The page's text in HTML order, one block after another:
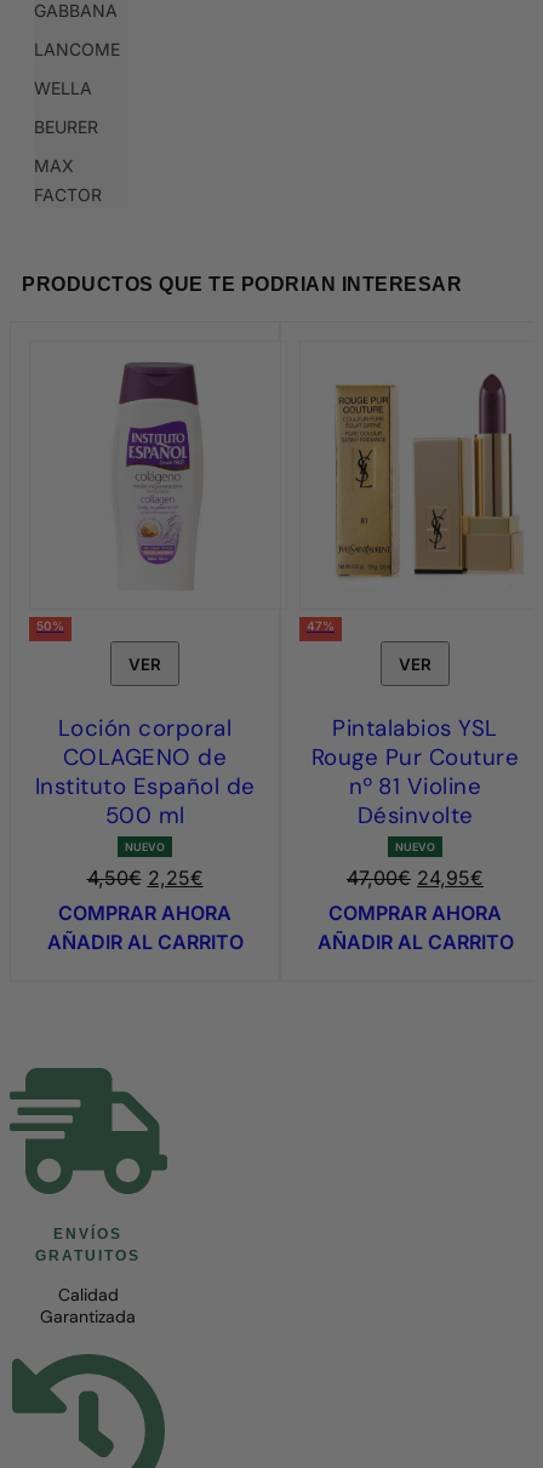
GABBANA
LANCOME
WELLA
BEURER
MAX
FACTOR
PRODUCTOS QUE TE PODRIAN INTERESAR
50%
VER
Loción corporal
COLAGENO de
Instituto Español de
500 ml
NUEVO
4,50€
El
precio
original
2,25€
COMPRAR AHORA
AÑADIR AL CARRITO
47%
VER
Pintalabios YSL
Rouge Pur Couture
nº 81 Violine
Désinvolte
NUEVO
47,00€
El
precio
original
24,95€
COMPRAR AHORA
AÑADIR AL CARRITO
ENVÍOS
GRATUITOS
Calidad
Garantizada